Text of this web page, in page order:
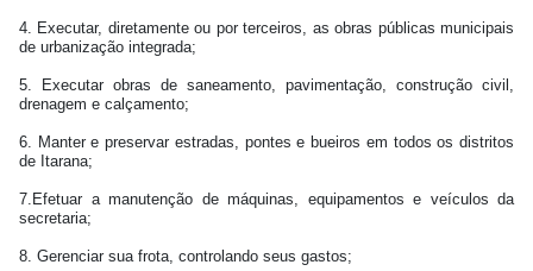
4. Executar, diretamente ou por terceiros, as obras públicas municipais
de urbanização integrada;
5.
Executar obras de saneamento, pavimentação, construção civil,
drenagem e calçamento;
6. Manter e preservar estradas, pontes e bueiros em todos os distritos
de Itarana;
7. Efetuar a manutenção de máquinas, equipamentos e veículos da
secretaria;
8. Gerenciar sua frota, controlando seus gastos;